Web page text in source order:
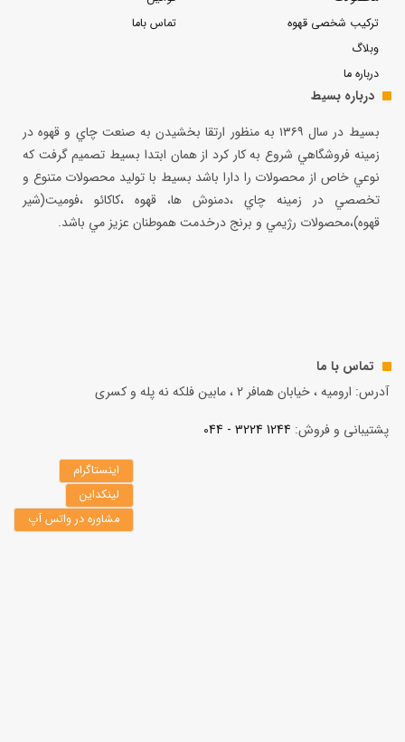
ترکیب شخصی قهوه
وبلاگ
درباره ما
تماس باما
درباره بسیط
بسيط در سال ۱۳۶۹ به منظور ارتقا بخشيدن به صنعت چاي و قهوه در
زمينه فروشگاهي شروع به كار كرد از همان ابتدا بسيط تصميم گرفت كه
نوعي خاص از محصولات را دارا باشد بسيط با توليد محصولات متنوع و
تخصصي در زمينه چاي ،دمنوش ها، قهوه ،كاكائو ،فوميت(شير
قهوه)،محصولات رژيمي و برنج درخدمت هموطنان عزيز مي باشد.
تماس با ما
آدرس: ارومیه ، خیابان همافر 2 ، مابين فلكه نه پله و کسری
پشتیبانی و فروش: 1244 3224 - 044
اینستاگرام
لینکداین
مشاوره در واتس آپ